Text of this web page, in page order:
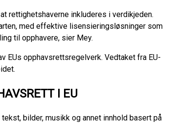
rettighetshaverne inkluderes i verdikjeden.
med effektive lisensieringsløsninger som
til opphavere, sier Mey.
EUs opphavsrettsregelverk. Vedtaket fra EU-
I EU
bilder, musikk og annet innhold basert på